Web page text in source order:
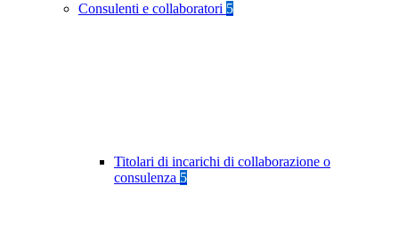
Consulenti e collaboratori 5
Titolari di incarichi di collaborazione o
consulenza 5